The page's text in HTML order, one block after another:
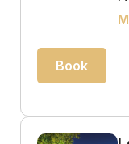
Book